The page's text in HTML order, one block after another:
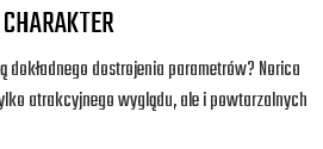
dostrojenia parametrów? Norica
atrakcyjnego wyglądu, ale i powtarzalnych